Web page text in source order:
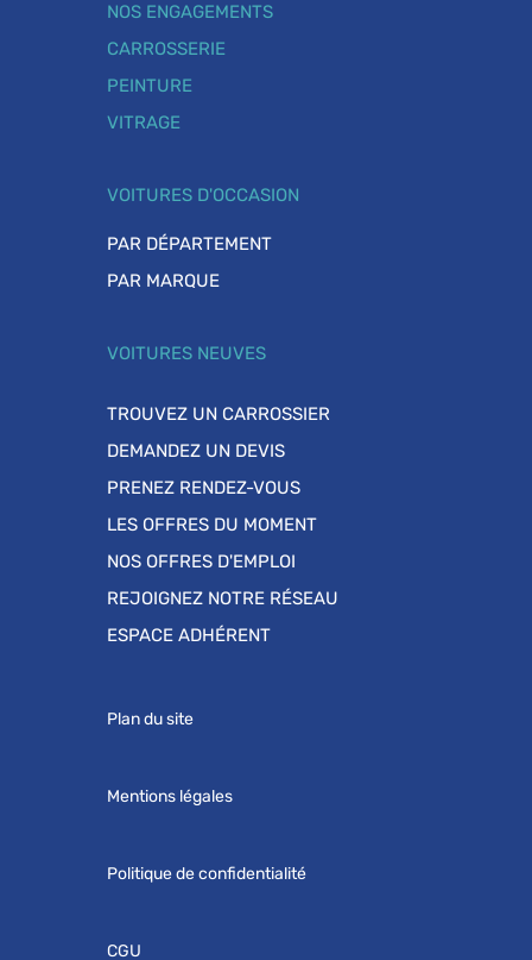
NOS ENGAGEMENTS
CARROSSERIE
PEINTURE
VITRAGE
VOITURES D'OCCASION
PAR DÉPARTEMENT
PAR MARQUE
VOITURES NEUVES
TROUVEZ UN CARROSSIER
DEMANDEZ UN DEVIS
PRENEZ RENDEZ-VOUS
LES OFFRES DU MOMENT
NOS OFFRES D'EMPLOI
REJOIGNEZ NOTRE RÉSEAU
ESPACE ADHÉRENT
Plan du site
Mentions légales
Politique de confidentialité
CGU